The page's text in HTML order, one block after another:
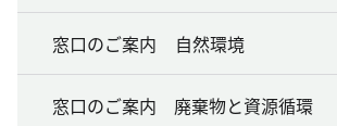
窓口のご案内 自然環境
窓口のご案内 廃棄物と資源循環